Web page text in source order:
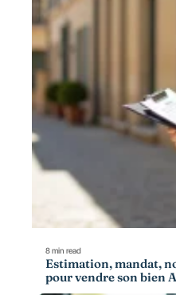
8 min read
Estimation, mandat,
pour vendre son bien